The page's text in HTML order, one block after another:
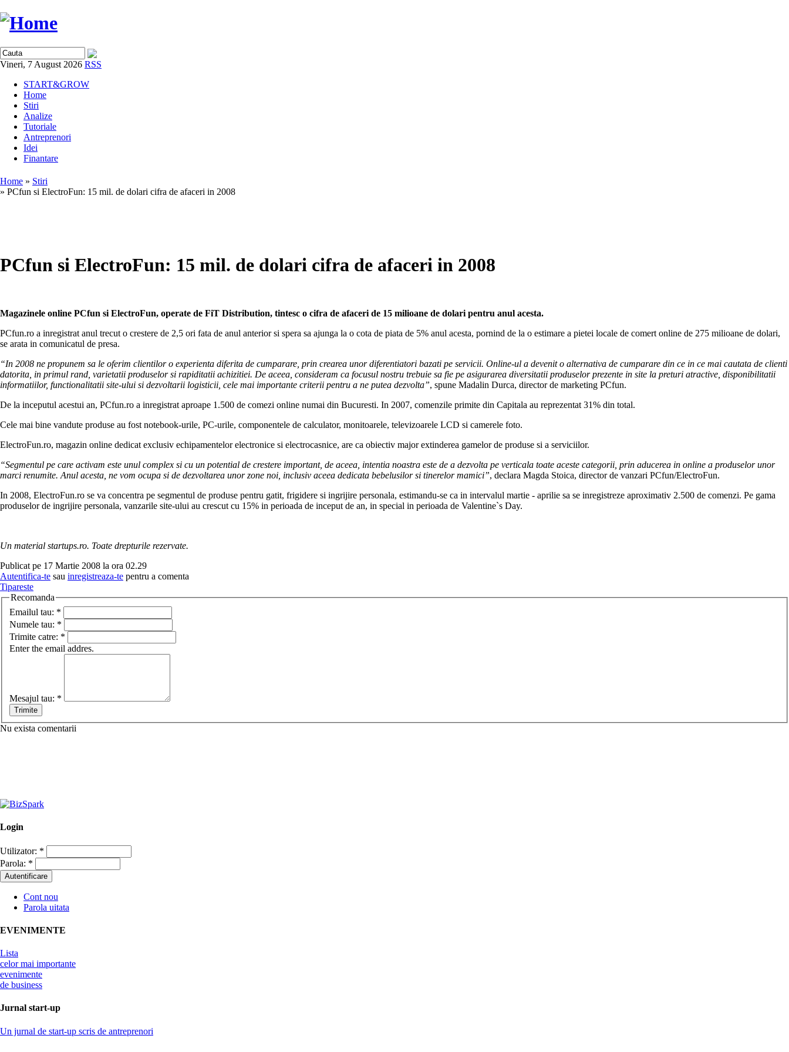
Vineri, 7 August 2026 RSS
START&GROW
Home
Stiri
Analize
Tutoriale
Antreprenori
Idei
Finantare
Home » Stiri
» PCfun si ElectroFun: 15 mil. de dolari cifra de afaceri in 2008
PCfun si ElectroFun: 15 mil. de dolari cifra de afaceri in 2008
Magazinele online PCfun si ElectroFun, operate de FiT Distribution, tintesc o cifra de afaceri de 15 milioane de dolari pentru anul acesta.
PCfun.ro a inregistrat anul trecut o crestere de 2,5 ori fata de anul anterior si spera sa ajunga la o cota de piata de 5% anul acesta, pornind de la o estimare a pietei locale de comert online de 275 milioane de dolari,
se arata in comunicatul de presa.
“In 2008 ne propunem sa le oferim clientilor o experienta diferita de cumparare, prin crearea unor diferentiatori bazati pe servicii. Online-ul a devenit o alternativa de cumparare din ce in ce mai cautata de clienti
datorita, in primul rand, varietatii produselor si rapiditatii achizitiei. De aceea, consideram ca focusul nostru trebuie sa fie pe asigurarea diversitatii produselor prezente in site la preturi atractive, disponibilitatii
informatiilor, functionalitatii site-ului si dezvoltarii logisticii, cele mai importante criterii pentru a ne putea dezvolta”, spune Madalin Durca, director de marketing PCfun.
De la inceputul acestui an, PCfun.ro a inregistrat aproape 1.500 de comezi online numai din Bucuresti. In 2007, comenzile primite din Capitala au reprezentat 31% din total.
Cele mai bine vandute produse au fost notebook-urile, PC-urile, componentele de calculator, monitoarele, televizoarele LCD si camerele foto.
ElectroFun.ro, magazin online dedicat exclusiv echipamentelor electronice si electrocasnice, are ca obiectiv major extinderea gamelor de produse si a serviciilor.
“Segmentul pe care activam este unul complex si cu un potential de crestere important, de aceea, intentia noastra este de a dezvolta pe verticala toate aceste categorii, prin aducerea in online a produselor unor
marci renumite. Anul acesta, ne vom ocupa si de dezvoltarea unor zone noi, inclusiv aceea dedicata bebelusilor si tinerelor mamici”, declara Magda Stoica, director de vanzari PCfun/ElectroFun.
In 2008, ElectroFun.ro se va concentra pe segmentul de produse pentru gatit, frigidere si ingrijire personala, estimandu-se ca in intervalul martie - aprilie sa se inregistreze aproximativ 2.500 de comenzi. Pe gama
produselor de ingrijire personala, vanzarile site-ului au crescut cu 15% in perioada de inceput de an, in special in perioada de Valentine`s Day.
Un material startups.ro. Toate drepturile rezervate.
Publicat pe 17 Martie 2008 la ora 02.29
Autentifica-te sau inregistreaza-te pentru a comenta
Tipareste
Recomanda
Emailul tau: *
Numele tau: *
Trimite catre: *
Enter the email addres.
Mesajul tau: *
Nu exista comentarii
Login
Utilizator: *
Parola: *
Cont nou
Parola uitata
EVENIMENTE
Lista
celor mai importante
evenimente
de business
Jurnal start-up
Un jurnal de start-up scris de antreprenori